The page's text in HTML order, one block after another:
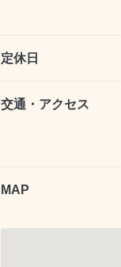
定休日
交通・アクセス
MAP